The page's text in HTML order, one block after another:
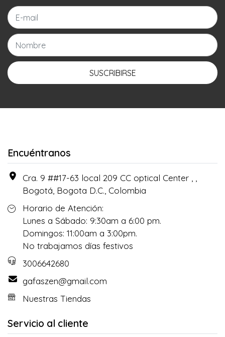
SUSCRIBIRSE
Encuéntranos
Cra. 9 ##17-63 local 209 CC optical Center , ,
Bogotá, Bogota D.C., Colombia
Horario de Atención:
Lunes a Sábado: 9:30am a 6:00 pm.
Domingos: 11:00am a 3:00pm.
No trabajamos días festivos
3006642680
gafaszen@gmail.com
Nuestras Tiendas
Servicio al cliente